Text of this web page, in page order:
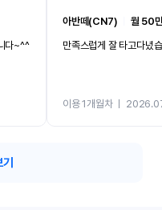
다~^^
아반떼(CN7)
월 50
만족스럽게 잘 타고다녔
이용 1개월차ㅣ